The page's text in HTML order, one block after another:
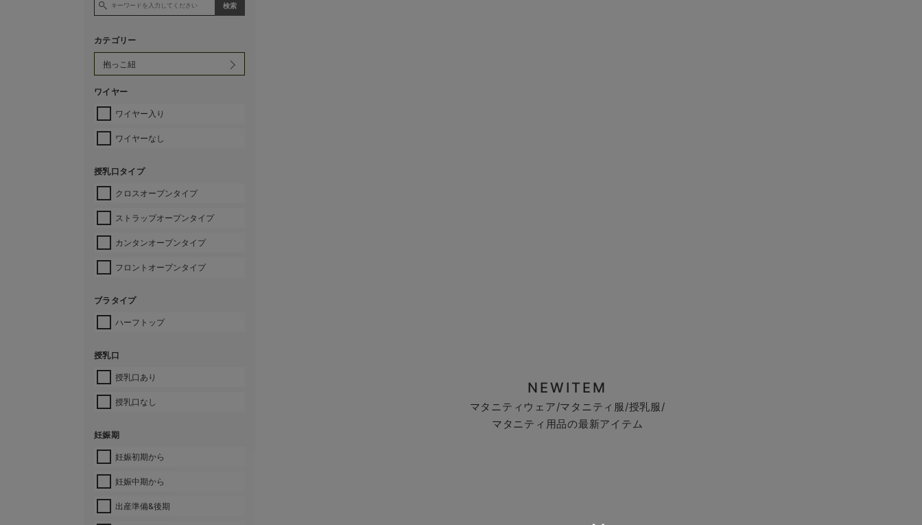
カテゴリー
ワイヤー
ワイヤー入り
ワイヤーなし
授乳口タイプ
クロスオープンタイプ
ストラップオープンタイプ
カンタンオープンタイプ
フロントオープンタイプ
ブラタイプ
ハーフトップ
授乳口
授乳口あり
授乳口なし
妊娠期
妊娠初期から
妊娠中期から
出産準備&後期
NEWITEM
マタニティウェア/マタニティ服/授乳服/
マタニティ用品の最新アイテム